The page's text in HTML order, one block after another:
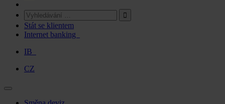
Stát se klientem
Internet banking
IB
CZ
Skip